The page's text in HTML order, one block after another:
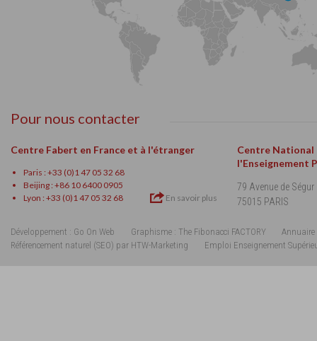
Pour nous contacter
Centre Fabert en France et à l'étranger
Paris : +33 (0)1 47 05 32 68
Beijing : +86 10 6400 0905
Lyon : +33 (0)1 47 05 32 68
En savoir plus
Centre National
l'Enseignement
79 Avenue de Ségur
75015 PARIS
Développement : Go On Web Graphisme : The Fibonacci FACTORY
Annuaire
Référencement naturel (SEO) par HTW-Marketing
Emploi Enseignement